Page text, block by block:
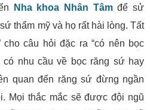
Nha khoa Nhân Tâmđể sử
thẩm mỹ và họ rất hài lòng. Tất
câu hỏi đặc ra “có nên bọc
có nhu cầu về bọc răng sứ hay
quan đến răng sứ đừng ngần
Mọi thắc mắc sẽ được đội ngũ